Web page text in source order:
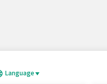
Language